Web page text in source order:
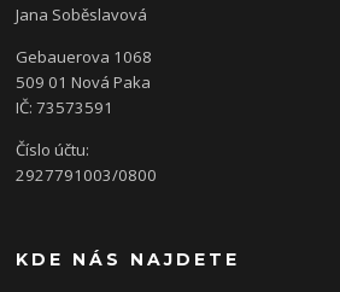
Jana Soběslavová
Gebauerova 1068
509 01 Nová Paka
IČ: 73573591
Číslo účtu:
2927791003/0800
KDE NÁS NAJDETE